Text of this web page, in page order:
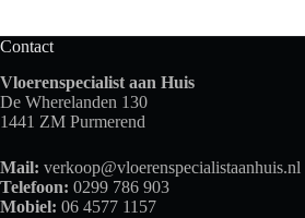
Contact
Vloerenspecialist aan Huis
De Wherelanden 130
1441 ZM Purmerend
Mail: verkoop@vloerenspecialistaanhuis.nl
Telefoon: 0299 786 903
Mobiel: 06 4577 1157